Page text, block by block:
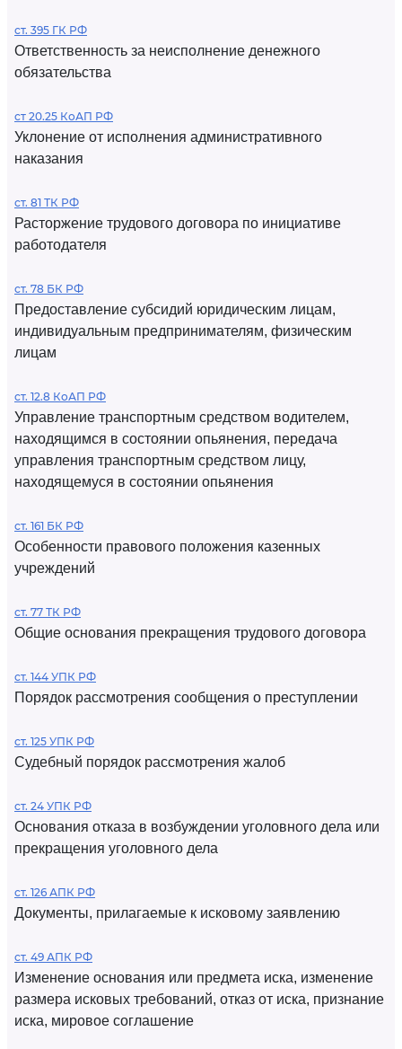
ст. 395 ГК РФ
Ответственность за неисполнение денежного
обязательства
ст 20.25 КоАП РФ
Уклонение от исполнения административного
наказания
ст. 81 ТК РФ
Расторжение трудового договора по инициативе
работодателя
ст. 78 БК РФ
Предоставление субсидий юридическим лицам,
индивидуальным предпринимателям, физическим
лицам
ст. 12.8 КоАП РФ
Управление транспортным средством водителем,
находящимся в состоянии опьянения, передача
управления транспортным средством лицу,
находящемуся в состоянии опьянения
ст. 161 БК РФ
Особенности правового положения казенных
учреждений
ст. 77 ТК РФ
Общие основания прекращения трудового договора
ст. 144 УПК РФ
Порядок рассмотрения сообщения о преступлении
ст. 125 УПК РФ
Судебный порядок рассмотрения жалоб
ст. 24 УПК РФ
Основания отказа в возбуждении уголовного дела или
прекращения уголовного дела
ст. 126 АПК РФ
Документы, прилагаемые к исковому заявлению
ст. 49 АПК РФ
Изменение основания или предмета иска, изменение
размера исковых требований, отказ от иска, признание
иска, мировое соглашение